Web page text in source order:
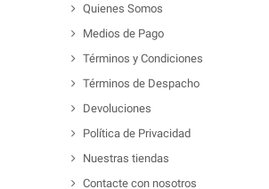
Quienes Somos
Medios de Pago
Términos y Condiciones
Términos de Despacho
Devoluciones
Política de Privacidad
Nuestras tiendas
Contacte con nosotros